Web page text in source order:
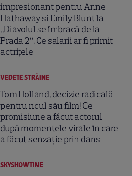
impresionant pentru Anne
Hathaway și Emily Blunt la
„Diavolul se îmbracă de la
Prada 2”. Ce salarii ar fi primit
actrițele
VEDETE STRĂINE
Tom Holland, decizie radicală
pentru noul său film! Ce
promisiune a făcut actorul
după momentele virale în care
a făcut senzație prin dans
SKYSHOWTIME